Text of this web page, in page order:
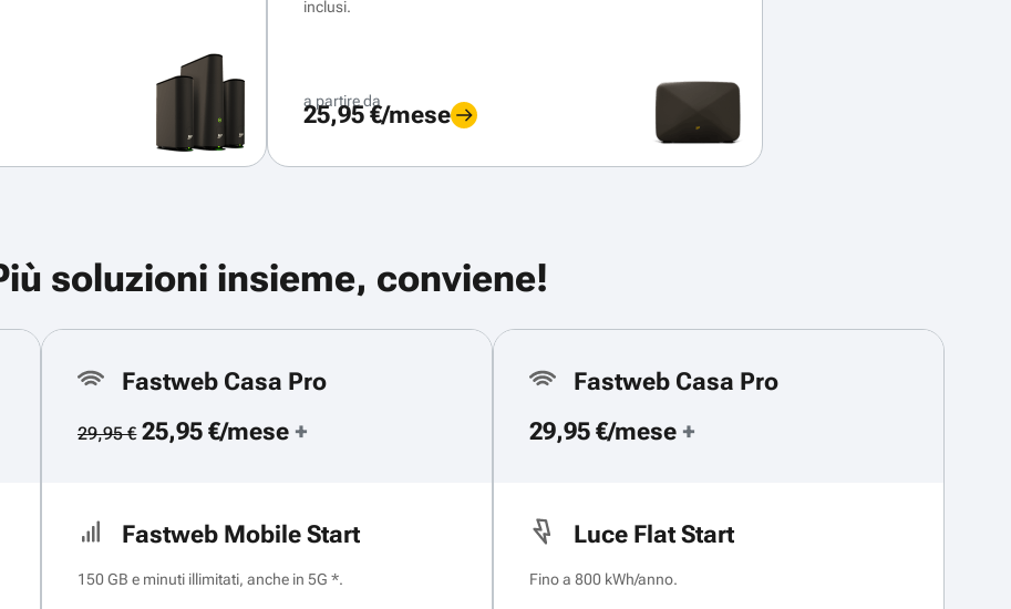
inclusi.
a partire da
25,95 €/mese
soluzioni insieme, conviene!
Fastweb Casa Pro
29,95 €25,95 €/mese +
Fastweb Mobile Start
150 GB e minuti illimitati, anche in 5G *.
Fastweb Casa Pro
29,95 €/mese +
Luce Flat Start
Fino a 800 kWh/anno.